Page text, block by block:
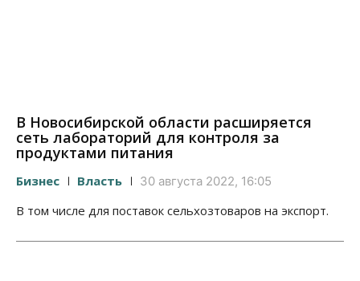
В Новосибирской области расширяется
сеть лабораторий для контроля за
продуктами питания
Бизнес Власть 30 августа 2022, 16:05
В том числе для поставок сельхозтоваров на экспорт.